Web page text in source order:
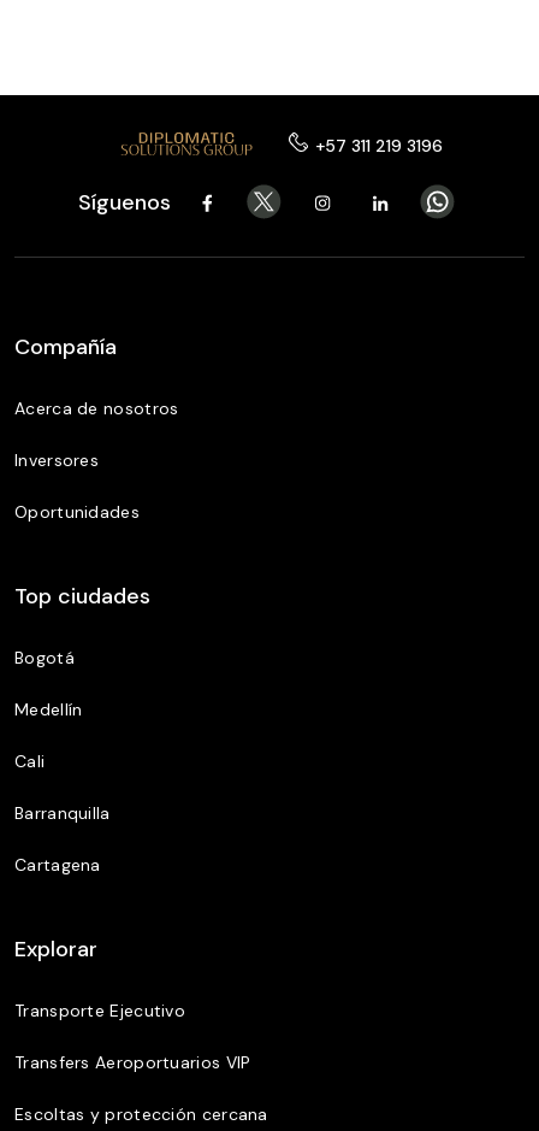
+57 311 219 3196
Síguenos
Compañía
Acerca de nosotros
Inversores
Oportunidades
Top ciudades
Bogotá
Medellín
Cali
Barranquilla
Cartagena
Explorar
Transporte Ejecutivo
Transfers Aeroportuarios VIP
Escoltas y protección cercana